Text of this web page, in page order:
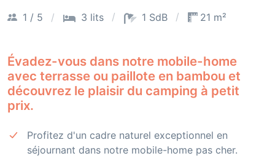
1 / 5 3 lits 1 SdB 21 m²
Évadez-vous dans notre mobile-home
avec terrasse ou paillote en bambou et
découvrez le plaisir du camping à petit
prix.
Profitez d'un cadre naturel exceptionnel en
séjournant dans notre mobile-home pas cher.